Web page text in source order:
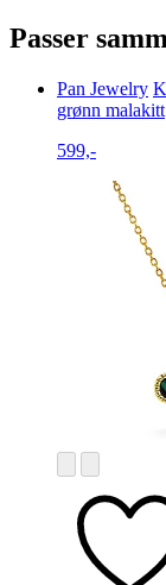
Passer
Pan Jewelry
grønn malakitt
599,-